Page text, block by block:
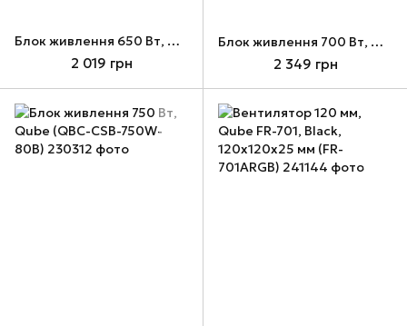
Блок живлення 650 Вт, Qube (QBC-GPM-650W-80B)
2 019 грн
Блок живлення 700 Вт, Qube (QBC-GPM-700W-80B)
2 349 грн